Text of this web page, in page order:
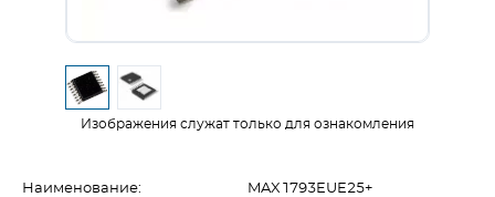
Изображения служат только для ознакомления
Наименование: MAX1793EUE25+